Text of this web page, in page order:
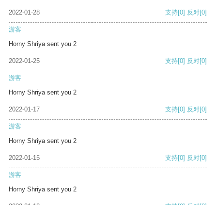
2022-01-28 支持[0] 反对[0]
游客
Horny Shriya sent you 2
2022-01-25 支持[0] 反对[0]
游客
Horny Shriya sent you 2
2022-01-17 支持[0] 反对[0]
游客
Horny Shriya sent you 2
2022-01-15 支持[0] 反对[0]
游客
Horny Shriya sent you 2